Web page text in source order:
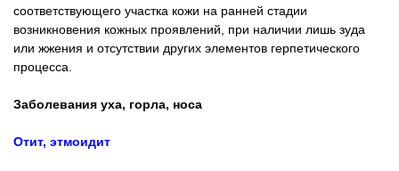
соответствующего участка кожи на ранней стадии
возникновения кожных проявлений, при наличии лишь зуда
или жжения и отсутствии других элементов герпетического
процесса.
Заболевания уха, горла, носа
Отит, этмоидит